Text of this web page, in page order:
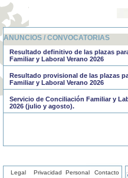
ANUNCIOS / CONVOCATORIAS
Resultado definitivo de las plazas
Familiar y Laboral Verano 2026
Resultado provisional de las plazas
Familiar y Laboral Verano 2026
Servicio de Conciliación Familiar y
2026 (julio y agosto).
Legal Privacidad Personal Contacto